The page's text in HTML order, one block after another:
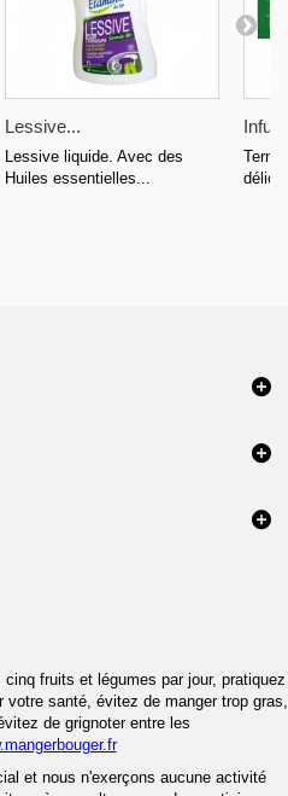
Lessive...
Lessive liquide. Avec des
Huiles essentielles...
fruits et légumes par jour, pratiquez
santé, évitez de manger trop gras,
de grignoter entre les
et nous n'exerçons aucune activité